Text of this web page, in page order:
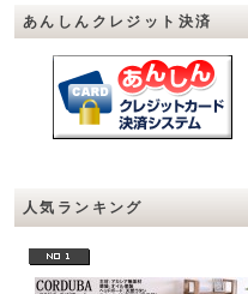
あんしんクレジット決済
人気ランキング